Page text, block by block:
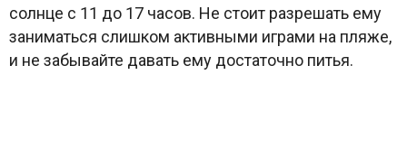
солнце с 11 до 17 часов. Не стоит разрешать ему
заниматься слишком активными играми на пляже,
и не забывайте давать ему достаточно питья.